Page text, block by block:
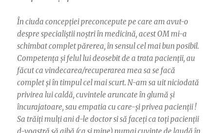
În ciuda concepției preconcepute pe care am avut-o
despre specialiștii noștri în medicină, acest OM mi-a
schimbat complet părerea, în sensul cel mai bun posibil.
Competența și felul lui deosebit de a trata pacienții, au
făcut ca vindecarea/recuperarea mea sa se facă
complet și în timpul cel mai scurt. N-am sa uit niciodată
privirea lui caldă, cuvintele aruncate în glumă și
încurajatoare, sau empatia cu care-și privea pacienții !
Sa trăiți mulți ani d-le doctor si să faceți ca toți pacienții